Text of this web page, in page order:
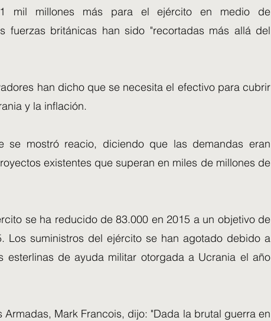
millones más para el ejército en medio de
fuerzas británicas han sido "recortadas más allá del
han dicho que se necesita el efectivo para cubrir
y la inflación.
se mostró reacio, diciendo que las demandas eran
existentes que superan en miles de millones de
se ha reducido de 83.000 en 2015 a un objetivo de
Los suministros del ejército se han agotado debido a
esterlinas de ayuda militar otorgada a Ucrania el año
Armadas, Mark Francois, dijo: "Dada la brutal guerra en